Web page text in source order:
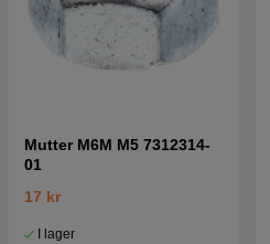
Mutter M6M M5 7312314-
01
17 kr
I lager